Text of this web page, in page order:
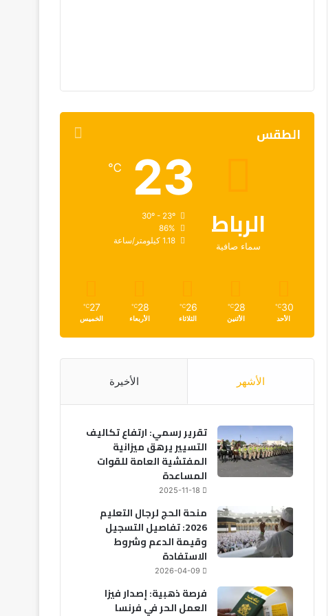
الطقس
الرباط
سماء صافية
23
℃
86%
1.18 كيلومتر/ساعة
30
℃
الأحد
28
℃
الأثنين
26
℃
الثلاثاء
28
℃
الأربعاء
27
℃
الخميس
الأشهر الأخيرة
تقرير رسمي: ارتفاع تكاليف
التسيير يرهق ميزانية
المفتشية العامة للقوات
المساعدة
2025-11-18
منحة الحج لرجال التعليم
2026: تفاصيل التسجيل
وقيمة الدعم وشروط
الاستفادة
2026-04-09
فرصة ذهبية: إصدار فيزا
العمل الحر في فرنسا